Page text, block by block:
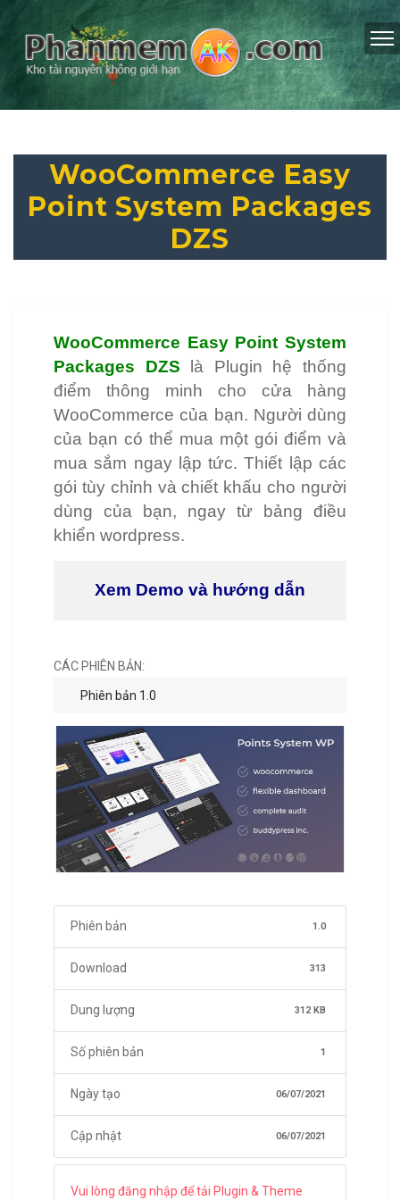
WooCommerce Easy
Point System Packages
DZS
WooCommerce Easy Point System
Packages DZS là Plugin hệ thống
điểm thông minh cho cửa hàng
WooCommerce của bạn. Người dùng
của bạn có thể mua một gói điểm và
mua sắm ngay lập tức. Thiết lập các
gói tùy chỉnh và chiết khấu cho người
dùng của bạn, ngay từ bảng điều
khiển wordpress.
Xem Demo và hướng dẫn
CÁC PHIÊN BẢN:
Phiên bản 1.0
Phiên bản 1.0
Download 313
Dung lượng 312 KB
Số phiên bản 1
Ngày tạo 06/07/2021
Cập nhật 06/07/2021
Vui lòng đăng nhập để tải Plugin & Theme